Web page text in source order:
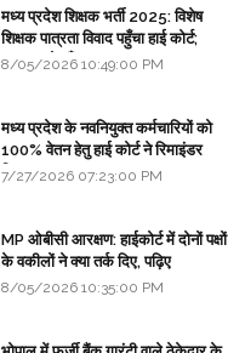
मध्य प्रदेश शिक्षक भर्ती 2025: विशेष
शिक्षक पात्रता विवाद पहुँचा हाई कोर्ट;
सरकार से माँगा जवाब
8/05/2026 10:49:00 PM
मध्य प्रदेश के नवनियुक्त कर्मचारियों को
100% वेतन हेतु हाई कोर्ट ने रिमाइंडर
लिखा
7/27/2026 07:23:00 PM
MP ओबीसी आरक्षण: हाईकोर्ट में दोनों पक्षों
के वकीलों ने क्या तर्क दिए, पढ़िए
8/05/2026 10:35:00 PM